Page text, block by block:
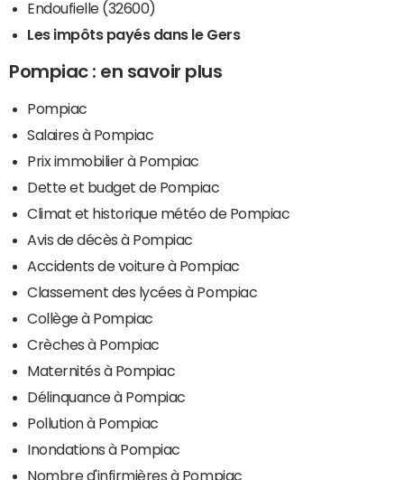
Endoufielle (32600)
Les impôts payés dans le Gers
Pompiac : en savoir plus
Pompiac
Salaires à Pompiac
Prix immobilier à Pompiac
Dette et budget de Pompiac
Climat et historique météo de Pompiac
Avis de décès à Pompiac
Accidents de voiture à Pompiac
Classement des lycées à Pompiac
Collège à Pompiac
Crèches à Pompiac
Maternités à Pompiac
Délinquance à Pompiac
Pollution à Pompiac
Inondations à Pompiac
Nombre d'infirmières à Pompiac